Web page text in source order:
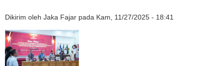
Dikirim oleh Jaka Fajar pada Kam, 11/27/2025 - 18:41